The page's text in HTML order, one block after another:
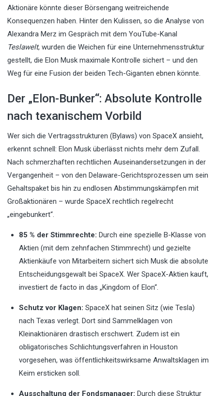
Aktionäre könnte dieser Börsengang weitreichende
Konsequenzen haben. Hinter den Kulissen, so die Analyse von
Alexandra Merz im Gespräch mit dem YouTube-Kanal
Teslawelt, wurden die Weichen für eine Unternehmensstruktur
gestellt, die Elon Musk maximale Kontrolle sichert – und den
Weg für eine Fusion der beiden Tech-Giganten ebnen könnte.
Der „Elon-Bunker“: Absolute Kontrolle
nach texanischem Vorbild
Wer sich die Vertragsstrukturen (Bylaws) von SpaceX ansieht,
erkennt schnell: Elon Musk überlässt nichts mehr dem Zufall.
Nach schmerzhaften rechtlichen Auseinandersetzungen in der
Vergangenheit – von den Delaware-Gerichtsprozessen um sein
Gehaltspaket bis hin zu endlosen Abstimmungskämpfen mit
Großaktionären – wurde SpaceX rechtlich regelrecht
„eingebunkert“.
85 % der Stimmrechte: Durch eine spezielle B-Klasse von
Aktien (mit dem zehnfachen Stimmrecht) und gezielte
Aktienkäufe von Mitarbeitern sichert sich Musk die absolute
Entscheidungsgewalt bei SpaceX. Wer SpaceX-Aktien kauft,
investiert de facto in das „Kingdom of Elon“.
Schutz vor Klagen: SpaceX hat seinen Sitz (wie Tesla)
nach Texas verlegt. Dort sind Sammelklagen von
Kleinaktionären drastisch erschwert. Zudem ist ein
obligatorisches Schlichtungsverfahren in Houston
vorgesehen, was öffentlichkeitswirksame Anwaltsklagen im
Keim ersticken soll.
Ausschaltung der Fondsmanager: Durch diese Struktur